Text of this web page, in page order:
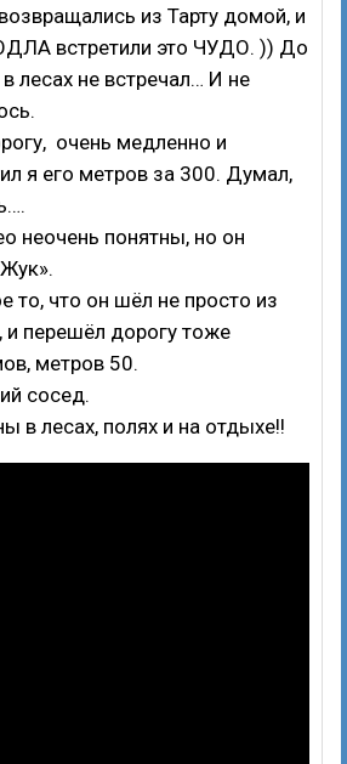
из Тарту домой, и
встретили это ЧУДО. )) До
лесах не встречал… И не
очень медленно и
я его метров за 300. Думал,
неочень понятны, но он
то, что он шёл не просто из
и перешёл дорогу тоже
метров 50.
сосед.
в лесах, полях и на отдыхе!!